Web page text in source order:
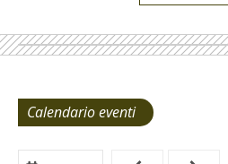
Calendario eventi